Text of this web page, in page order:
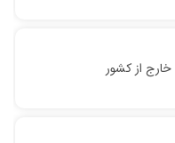
خارج از کشور